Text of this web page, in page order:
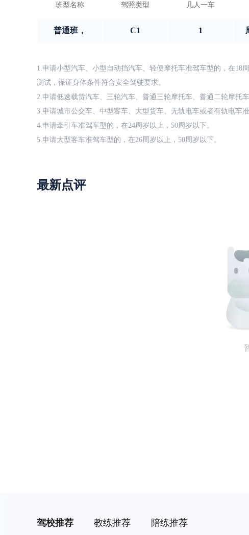
班型名称 驾照类型 几人一车
普通班， C1 1
1.申请小型汽车、小型自动挡汽车、轻便摩托车准驾车型的，在18
测试，保证身体条件符合安全驾驶要求。
2.申请低速载货汽车、三轮汽车、普通三轮摩托车、普通二轮摩托
3.申请城市公交车、中型客车、大型货车、无轨电车或者有轨电车
4.申请牵引车准驾车型的，在24周岁以上，50周岁以下。
5.申请大型客车准驾车型的，在26周岁以上，50周岁以下。
最新点评
驾校推荐 教练推荐 陪练推荐